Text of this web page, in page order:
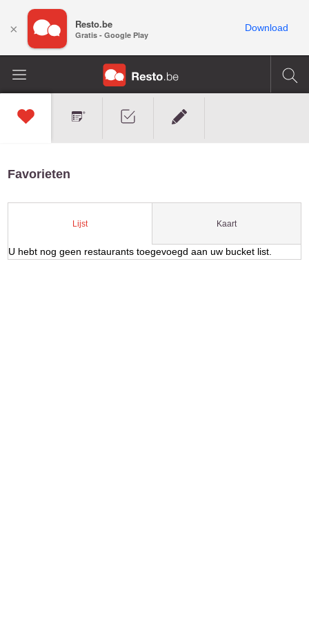
Favorieten
Lijst Kaart
U hebt nog geen restaurants toegevoegd aan uw bucket list.
× Resto.be
Gratis - Google Play
Download